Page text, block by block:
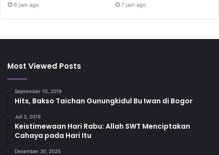
6 jam ago 7 jam ago
Most Viewed Posts
September 10, 2019
Hits, Bakso Taichan Gunungkidul Bu Iwan di Bogor
Juli 3, 2019
Keistimewaan Hari Rabu: Allah SWT Menciptakan
Cahaya pada Hari Itu
Desember 30, 2025